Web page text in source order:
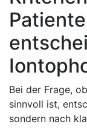
Bei der Frage,
sinnvoll ist,
sondern nach